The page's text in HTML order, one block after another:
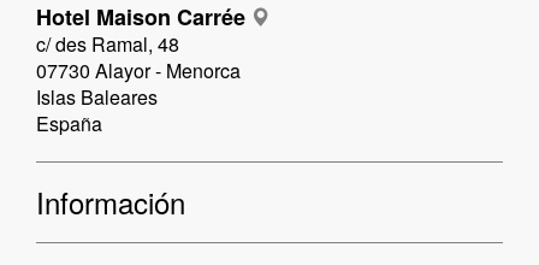
Hotel Maison Carrée
c/ des Ramal, 48
07730 Alayor - Menorca
Islas Baleares
España
Información